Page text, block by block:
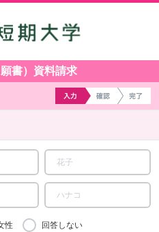
書）資料請求
性 回答しない